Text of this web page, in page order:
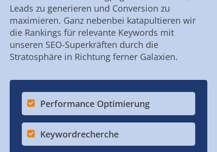
Leads zu generieren und Conversion zu
maximieren. Ganz nebenbei katapultieren wir
die Rankings für relevante Keywords mit
unseren SEO-Superkräften durch die
Stratosphäre in Richtung ferner Galaxien.
Performance Optimierung
Keywordrecherche